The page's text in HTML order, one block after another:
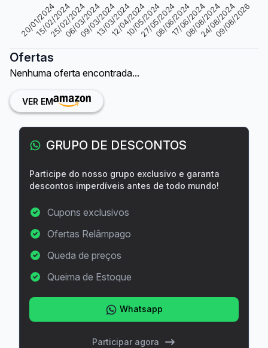
20/01/2024
15/02/2024
25/02/2024
06/03/2024
09/03/2024
13/03/2024
12/04/2024
10/05/2024
27/05/2024
08/06/2024
17/06/2024
08/08/2024
24/08/2024
09/08/2026
Ofertas
Nenhuma oferta encontrada...
VER EM
GRUPO DE DESCONTOS
Participe do nosso grupo exclusivo e garanta
descontos imperdíveis antes de todo mundo!
Cupons exclusivos
Ofertas Relâmpago
Queda de preços
Queima de Estoque
Whatsapp
Participar agora